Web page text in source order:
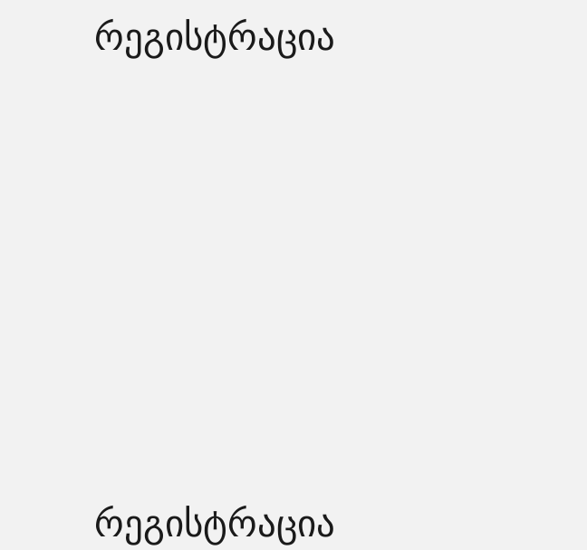
რეგისტრაცია
რეგისტრაცია